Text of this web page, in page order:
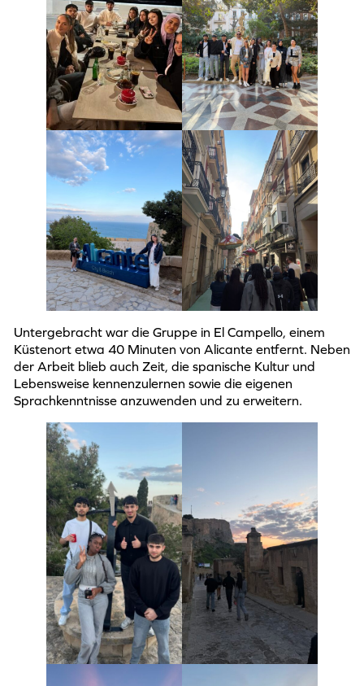
Untergebracht war die Gruppe in El Campello, einem
Küstenort etwa 40 Minuten von Alicante entfernt. Neben
der Arbeit blieb auch Zeit, die spanische Kultur und
Lebensweise kennenzulernen sowie die eigenen
Sprachkenntnisse anzuwenden und zu erweitern.